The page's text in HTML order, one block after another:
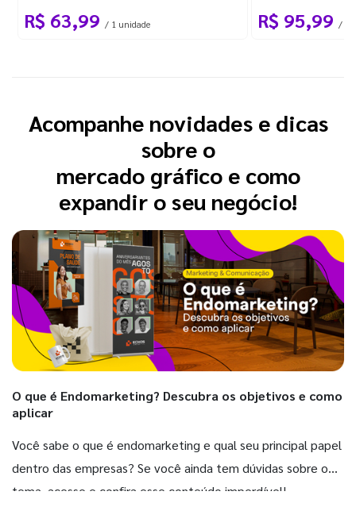
R$ 63,99 / 1 unidade R$ 95,99 / 10
Acompanhe novidades e dicas
sobre o
mercado gráfico e como
expandir o seu negócio!
O que é Endomarketing? Descubra os objetivos e como
aplicar
Você sabe o que é endomarketing e qual seu principal papel
dentro das empresas? Se você ainda tem dúvidas sobre o
tema, acesse e confira esse conteúdo imperdível!